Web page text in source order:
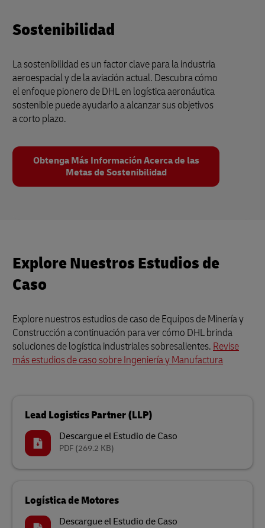
Sostenibilidad
La sostenibilidad es un factor clave para la industria
aeroespacial y de la aviación actual. Descubra cómo
el enfoque pionero de DHL en logística aeronáutica
sostenible puede ayudarlo a alcanzar sus objetivos
a corto plazo.
Obtenga Más Información Acerca de las
Metas de Sostenibilidad
Explore Nuestros Estudios de
Caso
Explore nuestros estudios de caso de Equipos de Minería y
Construcción a continuación para ver cómo DHL brinda
soluciones de logística industriales sobresalientes. Revise
más estudios de caso sobre Ingeniería y Manufactura
Lead Logistics Partner (LLP)
Descargue el Estudio de Caso
PDF (269.2 KB)
Logística de Motores
Descargue el Estudio de Caso